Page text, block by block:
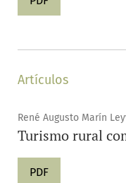
Artículos
René Augusto Marín
Turismo rural
PDF